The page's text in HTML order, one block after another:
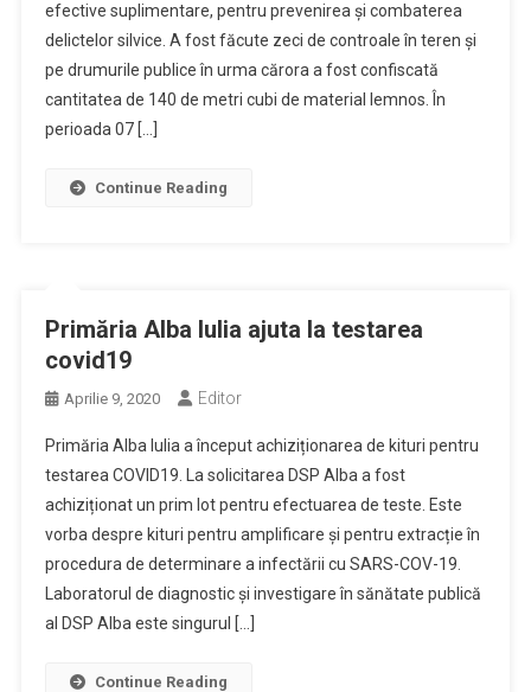
efective suplimentare, pentru prevenirea şi combaterea
delictelor silvice. A fost făcute zeci de controale în teren şi
pe drumurile publice în urma cărora a fost confiscată
cantitatea de 140 de metri cubi de material lemnos. În
perioada 07 […]
Continue Reading
Primăria Alba Iulia ajuta la testarea
covid19
Aprilie 9, 2020 Editor
Primăria Alba Iulia a început achiziționarea de kituri pentru
testarea COVID19. La solicitarea DSP Alba a fost
achiziționat un prim lot pentru efectuarea de teste. Este
vorba despre kituri pentru amplificare și pentru extracție în
procedura de determinare a infectării cu SARS-COV-19.
Laboratorul de diagnostic și investigare în sănătate publică
al DSP Alba este singurul […]
Continue Reading